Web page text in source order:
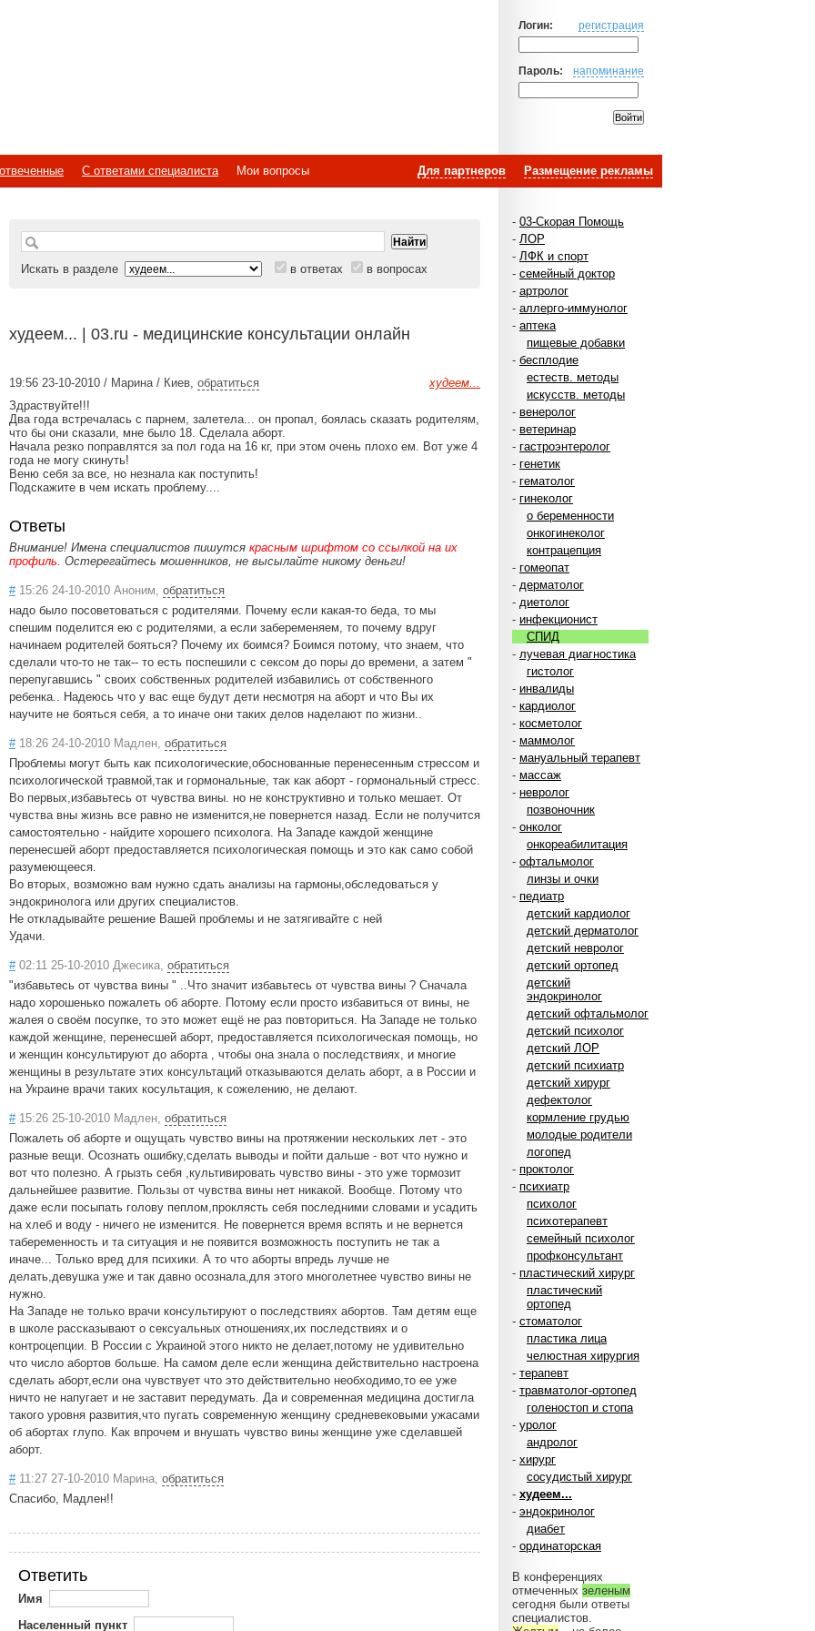
Логин: регистрация
Пароль: напоминание
Размещение рекламы
Для партнеров
С ответами специалиста
Мои вопросы
- 03-Скорая Помощь
- ЛОР
- ЛФК и спорт
- семейный доктор
- артролог
- аллерго-иммунолог
- аптека
пищевые добавки
- бесплодие
естеств. методы
искусств. методы
- венеролог
- ветеринар
- гастроэнтеролог
- генетик
- гематолог
- гинеколог
о беременности
онкогинеколог
контрацепция
- гомеопат
- дерматолог
- диетолог
- инфекционист
СПИД
- лучевая диагностика
гистолог
- инвалиды
- кардиолог
- косметолог
- маммолог
- мануальный терапевт
- массаж
- невролог
позвоночник
- онколог
онкореабилитация
- офтальмолог
линзы и очки
- педиатр
детский кардиолог
детский дерматолог
детский невролог
детский ортопед
детский
эндокринолог
детский офтальмолог
детский психолог
детский ЛОР
детский психиатр
детский хирург
дефектолог
кормление грудью
молодые родители
логопед
- проктолог
- психиатр
психолог
психотерапевт
семейный психолог
профконсультант
- пластический хирург
пластический
ортопед
- стоматолог
пластика лица
челюстная хирургия
- терапевт
- травматолог-ортопед
голеностоп и стопа
- уролог
андролог
- хирург
сосудистый хирург
- худеем...
- эндокринолог
диабет
- ординаторская
В конференциях
отмеченных зеленым
сегодня были ответы
специалистов.
Искать в разделе в ответах в вопросах
худеем... | 03.ru - медицинские консультации онлайн
худеем...
19:56 23-10-2010 / Марина / Киев, обратиться
Здраствуйте!!!
Два года встречалась с парнем, залетела... он пропал, боялась сказать родителям,
что бы они сказали, мне было 18. Сделала аборт.
Начала резко поправлятся за пол года на 16 кг, при этом очень плохо ем. Вот уже 4
года не могу скинуть!
Веню себя за все, но незнала как поступить!
Подскажите в чем искать проблему....
Ответы
Внимание! Имена специалистов пишутся красным шрифтом со ссылкой на их
профиль. Остерегайтесь мошенников, не высылайте никому деньги!
#15:26 24-10-2010 Аноним, обратиться
надо было посоветоваться с родителями. Почему если какая-то беда, то мы
спешим поделится ею с родителями, а если забеременяем, то почему вдруг
начинаем родителей бояться? Почему их боимся? Боимся потому, что знаем, что
сделали что-то не так-- то есть поспешили с сексом до поры до времени, а затем "
перепугавшись " своих собственных родителей избавились от собственного
ребенка.. Надеюсь что у вас еще будут дети несмотря на аборт и что Вы их
научите не бояться себя, а то иначе они таких делов наделают по жизни..
#18:26 24-10-2010 Мадлен, обратиться
Проблемы могут быть как психологические,обоснованные перенесенным стрессом и
психологической травмой,так и гормональные, так как аборт - гормональный стресс.
Во первых,избавьтесь от чувства вины. но не конструктивно и только мешает. От
чувства вны жизнь все равно не изменится,не повернется назад. Если не получится
самостоятельно - найдите хорошего психолога. На Западе каждой женщине
перенесшей аборт предоставляется психологическая помощь и это как само собой
разумеющееся.
Во вторых, возможно вам нужно сдать анализы на гармоны,обследоваться у
эндокринолога или других специалистов.
Не откладывайте решение Вашей проблемы и не затягивайте с ней
Удачи.
#02:11 25-10-2010 Джесика, обратиться
"избавьтесь от чувства вины " ..Что значит избавьтесь от чувства вины ? Сначала
надо хорошенько пожалеть об аборте. Потому если просто избавиться от вины, не
жалея о своём посупке, то это может ещё не раз повториться. На Западе не только
каждой женщине, перенесшей аборт, предоставляется психологическая помощь, но
и женщин консультируют до аборта , чтобы она знала о последствиях, и многие
женщины в результате этих консультаций отказываются делать аборт, а в России и
на Украине врачи таких косультация, к сожелению, не делают.
#15:26 25-10-2010 Мадлен, обратиться
Пожалеть об аборте и ощущать чувство вины на протяжении нескольких лет - это
разные вещи. Осознать ошибку,сделать выводы и пойти дальше - вот что нужно и
вот что полезно. А грызть себя ,культивировать чувство вины - это уже тормозит
дальнейшее развитие. Пользы от чувства вины нет никакой. Вообще. Потому что
даже если посыпать голову пеплом,проклясть себя последними словами и усадить
на хлеб и воду - ничего не изменится. Не повернется время вспять и не вернется
табеременность и та ситуация и не появится возможность поступить не так а
иначе... Только вред для психики. А то что аборты впредь лучше не
делать,девушка уже и так давно осознала,для этого многолетнее чувство вины не
нужно.
На Западе не только врачи консультируют о последствиях абортов. Там детям еще
в школе рассказывают о сексуальных отношениях,их последствиях и о
контроцепции. В России с Украиной этого никто не делает,потому не удивительно
что число абортов больше. На самом деле если женщина действительно настроена
сделать аборт,если она чувствует что это действительно необходимо,то ее уже
ничто не напугает и не заставит передумать. Да и современная медицина достигла
такого уровня развития,что пугать современную женщину средневековыми ужасами
об абортах глупо. Как впрочем и внушать чувство вины женщине уже сделавшей
аборт.
#11:27 27-10-2010 Марина, обратиться
Спасибо, Мадлен!!
Ответить
Имя
Населенный пункт